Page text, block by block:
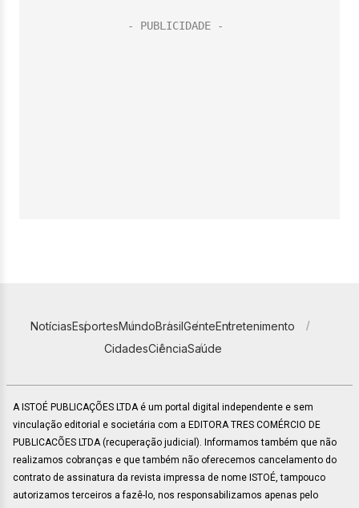
NotíciasEsportesMundoBrasilGenteEntretenimento
CidadesCiênciaSaúde
A ISTOÉ PUBLICAÇÕES LTDA é um portal digital independente e sem
vinculação editorial e societária com a EDITORA TRES COMÉRCIO DE
PUBLICACÕES LTDA (recuperação judicial). Informamos também que não
realizamos cobranças e que também não oferecemos cancelamento do
contrato de assinatura da revista impressa de nome ISTOÉ, tampouco
autorizamos terceiros a fazê-lo, nos responsabilizamos apenas pelo